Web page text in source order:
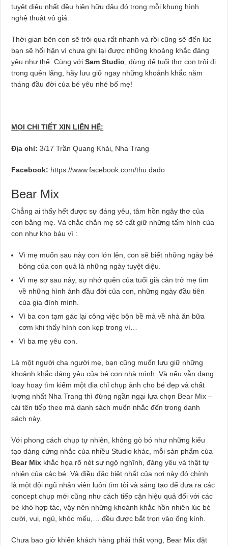
tuyệt diệu nhất đều hiện hữu đâu đó trong mỗi khung hình
nghệ thuật vô giá.
Thời gian bên con sẽ trôi qua rất nhanh và rồi cũng sẽ đến lúc
bạn sẽ hối hận vì chưa ghi lại được những khoảng khắc đáng
yêu như thế. Cùng với Sam Studio , đừng để tuổi thơ con trôi đi
trong quên lãng, hãy lưu giữ ngay những khoảnh khắc năm
tháng đầu đời của bé yêu nhé bố mẹ!
MỌI CHI TIẾT XIN LIÊN HỆ:
Địa chỉ: 3/17 Trần Quang Khải, Nha Trang
Facebook: https://www.facebook.com/thu.dado
Bear Mix
Chẳng ai thấy hết được sự đáng yêu, tâm hồn ngây thơ của
con bằng mẹ. Và chắc chắn mẹ sẽ cất giữ những tấm hình của
con như kho báu vì :
Vì mẹ muốn sau này con lớn lên, con sẽ biết những ngày bé
bỏng của con quả là những ngày tuyệt diệu.
Vì mẹ sợ sau này, sự nhớ quên của tuổi già cản trở mẹ tìm
về những hình ảnh đầu đời của con, những ngày đầu tiên
của gia đình mình.
Vì ba con tạm gác lại công việc bộn bề mà về nhà ăn bữa
cơm khi thấy hình con kẹp trong ví…
Vì ba mẹ yêu con.
Là một người cha người mẹ, bạn cũng muốn lưu giữ những
khoảnh khắc đáng yêu của bé con nhà mình. Và nếu vẫn đang
loay hoay tìm kiếm một địa chỉ chụp ảnh cho bé đẹp và chất
lượng nhất Nha Trang thì đừng ngần ngại lựa chọn Bear Mix –
cái tên tiếp theo mà danh sách muốn nhắc đến trong danh
sách này.
Với phong cách chụp tự nhiên, không gò bó như những kiểu
tạo dáng cứng nhắc của nhiều Studio khác, mỗi sản phẩm của
Bear Mix khắc họa rõ nét sự ngộ nghĩnh, đáng yêu và thật tự
nhiên của các bé. Và điều đặc biệt nhất của nơi này đó chính
là một đội ngũ nhân viên luôn tìm tòi và sáng tạo để đưa ra các
concept chụp mới cũng như cách tiếp cận hiệu quả đối với các
bé khó hợp tác, vậy nên những khoảnh khắc hồn nhiên lúc bé
cười, vui, ngủ, khóc mếu,… đều được bắt trọn vào ống kính.
Chưa bao giờ khiến khách hàng phải thất vọng, Bear Mix đặt